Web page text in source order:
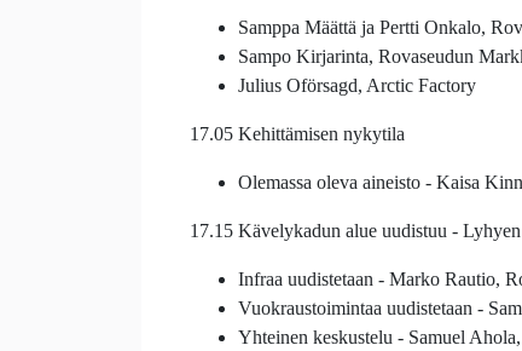
Samppa Määttä ja Pertti Onkalo,
Sampo Kirjarinta, Rovaseudun
Julius Oförsagd, Arctic Factory
17.05 Kehittämisen nykytila
Olemassa oleva aineisto - Kaisa
17.15 Kävelykadun alue uudistuu -
Infraa uudistetaan - Marko Rautio,
Vuokraustoimintaa uudistetaan -
Yhteinen keskustelu - Samuel